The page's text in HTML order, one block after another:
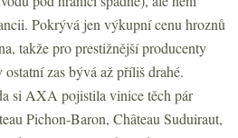
Pokrývá jen výkupní cenu hroznů
takže pro prestižnější producenty
zas bývá až příliš drahé.
si AXA pojistila vinice těch pár
Pichon-Baron, Château Suduiraut,